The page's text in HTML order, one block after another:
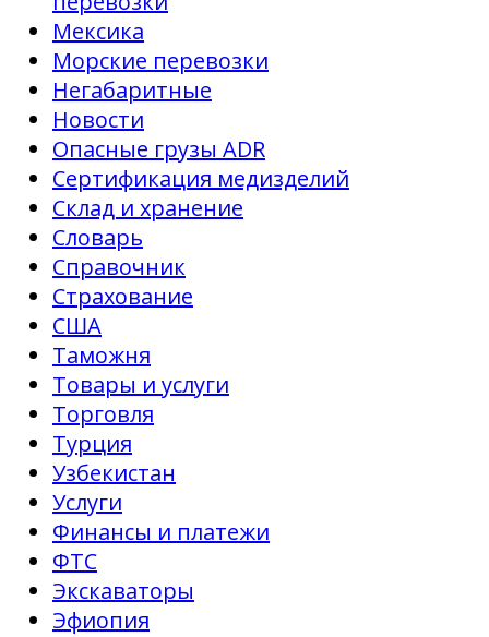
Мексика
Морские перевозки
Негабаритные
Новости
Опасные грузы ADR
Сертификация медизделий
Склад и хранение
Словарь
Справочник
Страхование
США
Таможня
Товары и услуги
Торговля
Турция
Узбекистан
Услуги
Финансы и платежи
ФТС
Экскаваторы
Эфиопия